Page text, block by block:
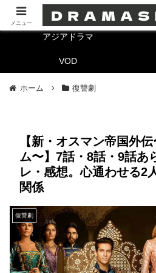
海外ドラマ
アジアドラマ
VOD
ホーム 復讐劇
【新・オスマン帝国外
ム〜】7話・8話・9話あ
レ・感想。心通わせる2
関係
復讐劇
メニュー